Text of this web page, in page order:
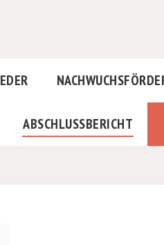
ABSCHLUSSBERICHT